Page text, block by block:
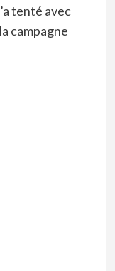
tenté avec
campagne